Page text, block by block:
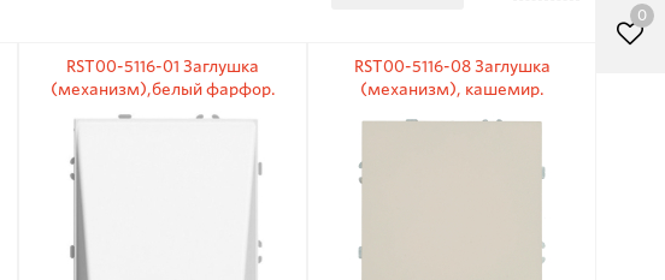
RST00-5116-01 Заглушка
(механизм),белый фарфор.
RST00-5116-08 Заглушка
(механизм), кашемир.
0